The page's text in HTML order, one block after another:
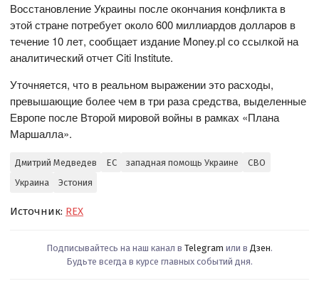
Восстановление Украины после окончания конфликта в
этой стране потребует около 600 миллиардов долларов в
течение 10 лет, сообщает издание Money.pl со ссылкой на
аналитический отчет Citi Institute.
Уточняется, что в реальном выражении это расходы,
превышающие более чем в три раза средства, выделенные
Европе после Второй мировой войны в рамках «Плана
Маршалла».
Дмитрий Медведев ЕС западная помощь Украине
СВО
Украина
Эстония
Источник: REX
Подписывайтесь на наш канал в Telegram или в Дзен.
Будьте всегда в курсе главных событий дня.